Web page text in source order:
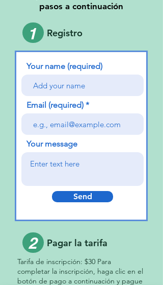
pasos a continuación
1 Registro
Your name (required)
Email (required)
Your message
Send
2 Pagar la tarifa
Tarifa de inscripción: $30 Para
completar la inscripción, haga clic en el
botón de pago a continuación y pague